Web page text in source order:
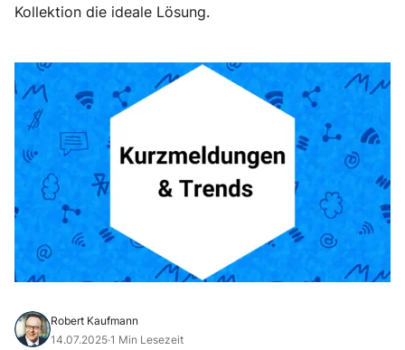
Kollektion die ideale Lösung.
Robert Kaufmann
14.07.2025·1 Min Lesezeit